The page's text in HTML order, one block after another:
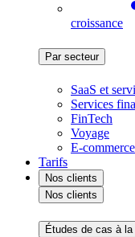
croissance
Par secteur
SaaS et
Services
FinTech
Voyage
E-commerce
Tarifs
Nos clients
Nos clients
Études de cas à la